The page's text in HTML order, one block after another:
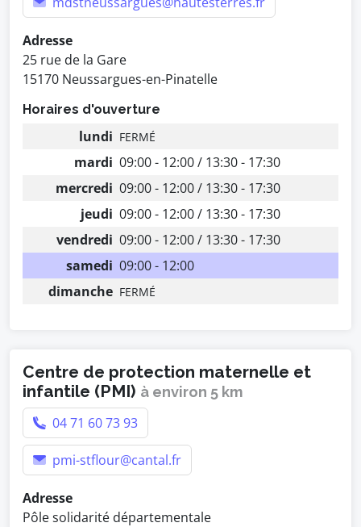
Adresse
25 rue de la Gare
15170 Neussargues-en-Pinatelle
Horaires d'ouverture
lundi FERMÉ
mardi 09:00 - 12:00 / 13:30 - 17:30
mercredi 09:00 - 12:00 / 13:30 - 17:30
jeudi 09:00 - 12:00 / 13:30 - 17:30
vendredi 09:00 - 12:00 / 13:30 - 17:30
samedi 09:00 - 12:00
dimanche FERMÉ
Centre de protection maternelle et
infantile (PMI) à environ 5 km
04 71 60 73 93
pmi-stflour@cantal.fr
Adresse
Pôle solidarité départementale